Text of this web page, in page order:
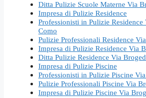
Ditta Pulizie Scuole Materne Via
Impresa di Pulizie Residence
Professionisti in Pulizie Residence
Como
Pulizie Professionali Residence
Impresa di Pulizie Residence Via
Ditta Pulizie Residence Via
Impresa di Pulizie Piscine
Professionisti in Pulizie Piscine
Pulizie Professionali Piscine Via
Impresa di Pulizie Piscine Via